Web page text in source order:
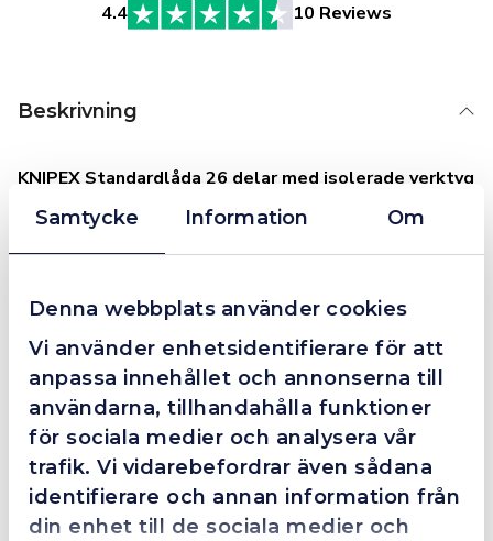
Samtycke Information Om
Denna webbplats använder cookies
Vi använder enhetsidentifierare för att
anpassa innehållet och annonserna till
användarna, tillhandahålla funktioner
för sociala medier och analysera vår
trafik. Vi vidarebefordrar även sådana
identifierare och annan information från
din enhet till de sociala medier och
4.4 10 Reviews
Beskrivning
KNIPEX Standardlåda 26 delar med isolerade verktyg
Slaghållfast plastlåda. Utrustad med ett sortiment
isolerade KNIPEX-verktyg för arbeten på elanläggningar.
Skumplastinlägg med fördjupningar för verktyg. Fixerbar
Mått utvändigt (b x h x d): 440 x 105 x 385 mm.
Innerfack: 26 St.
Leveransomfång:
1 x 98 52 KNIPEX Kabelkniv, 1 x 98 53 03 KNIPEX
Avmantlingskniv.
1 x 98 40 KNIPEX T-handtag med utvändig fyrkant